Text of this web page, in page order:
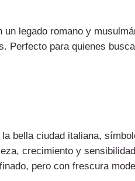
legado romano y
Perfecto para quienes
bella ciudad italiana,
crecimiento y
pero con frescura